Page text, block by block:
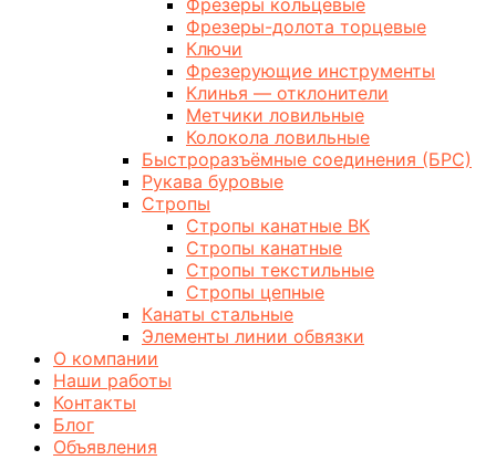
Фрезеры кольцевые
Фрезеры-долота торцевые
Ключи
Фрезерующие инструменты
Клинья — отклонители
Метчики ловильные
Колокола ловильные
Быстроразъёмные соединения (БРС)
Рукава буровые
Стропы
Стропы канатные ВК
Стропы канатные
Стропы текстильные
Стропы цепные
Канаты стальные
Элементы линии обвязки
О компании
Наши работы
Контакты
Блог
Объявления